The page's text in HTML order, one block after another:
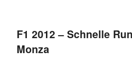
F1 2012 – Schnelle
Monza